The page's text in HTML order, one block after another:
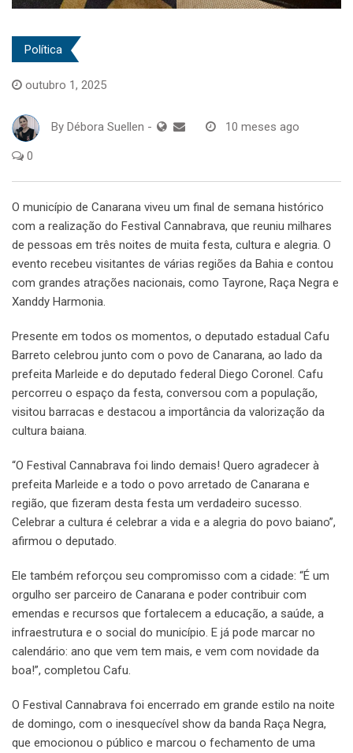
Política
outubro 1, 2025
By Débora Suellen - 10 meses ago
0
O município de Canarana viveu um final de semana histórico
com a realização do Festival Cannabrava, que reuniu milhares
de pessoas em três noites de muita festa, cultura e alegria. O
evento recebeu visitantes de várias regiões da Bahia e contou
com grandes atrações nacionais, como Tayrone, Raça Negra e
Xanddy Harmonia.
Presente em todos os momentos, o deputado estadual Cafu
Barreto celebrou junto com o povo de Canarana, ao lado da
prefeita Marleide e do deputado federal Diego Coronel. Cafu
percorreu o espaço da festa, conversou com a população,
visitou barracas e destacou a importância da valorização da
cultura baiana.
“O Festival Cannabrava foi lindo demais! Quero agradecer à
prefeita Marleide e a todo o povo arretado de Canarana e
região, que fizeram desta festa um verdadeiro sucesso.
Celebrar a cultura é celebrar a vida e a alegria do povo baiano”,
afirmou o deputado.
Ele também reforçou seu compromisso com a cidade: “É um
orgulho ser parceiro de Canarana e poder contribuir com
emendas e recursos que fortalecem a educação, a saúde, a
infraestrutura e o social do município. E já pode marcar no
calendário: ano que vem tem mais, e vem com novidade da
boa!”, completou Cafu.
O Festival Cannabrava foi encerrado em grande estilo na noite
de domingo, com o inesquecível show da banda Raça Negra,
que emocionou o público e marcou o fechamento de uma